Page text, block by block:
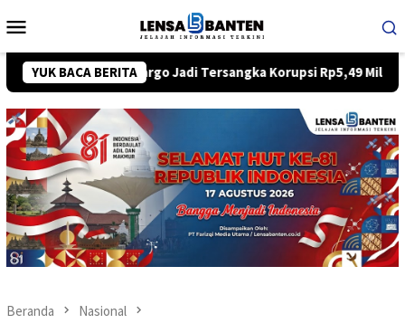
ke
Mobile
YUK BACA BERITA
Pura Kargo Jadi Tersangka Korupsi Rp5,49 Miliar
Beranda Nasional